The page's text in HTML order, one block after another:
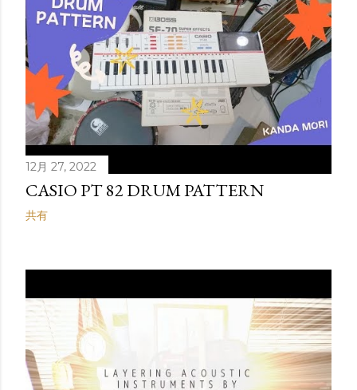
12月 27, 2022
CASIO PT 82 DRUM PATTERN
共有